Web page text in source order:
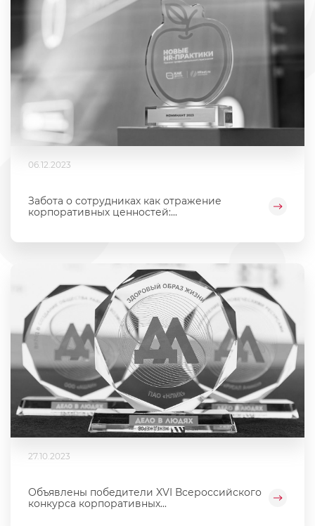
06.12.2023
Забота о сотрудниках как отражение
корпоративных ценностей:...
27.10.2023
Объявлены победители XVI Всероссийского
конкурса корпоративных...